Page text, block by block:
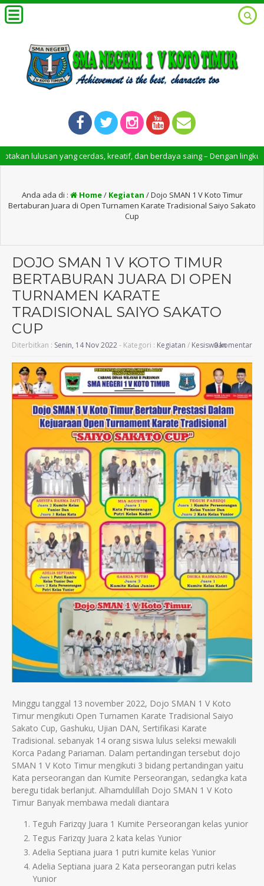
kreatif, dan berdaya saing – Dengan lingkungan belajar yang
Anda ada di : Home/ Kegiatan /Dojo SMAN 1 V Koto Timur
Bertaburan Juara di Open Turnamen Karate Tradisional Saiyo Sakato
Cup
DOJO SMAN 1 V KOTO TIMUR
BERTABURAN JUARA DI OPEN
TURNAMEN KARATE
TRADISIONAL SAIYO SAKATO
CUP
Diterbitkan : Senin, 14 Nov 2022- Kategori : Kegiatan / Kesiswaan0 komentar
Minggu tanggal 13 november 2022, Dojo SMAN 1 V Koto
Timur mengikuti Open Turnamen Karate Tradisional Saiyo
Sakato Cup, Gashuku, Ujian DAN, Sertifikasi Karate
Tradisional. sebanyak 14 orang siswa lulus seleksi mewakili
Korca Padang Pariaman. Dalam pertandingan tersebut dojo
SMAN 1 V Koto Timur mengikuti 3 bidang pertandingan yaitu
Kata perseorangan dan Kumite Perseorangan, sedangka kata
beregu tidak berlanjut. Alhamdulillah Dojo SMAN 1 V Koto
Timur Banyak membawa medali diantara
Teguh Farizqy Juara 1 Kumite Perseorangan kelas yunior
Tegus Farizqy Juara 2 kata kelas Yunior
Adelia Septiana juara 1 putri kumite kelas Yunior
Adelia Septiana juara 2 Kata perseorangan putri kelas
Yunior